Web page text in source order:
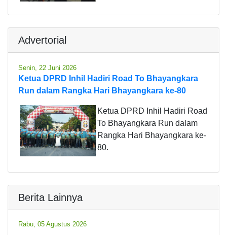
Advertorial
Senin, 22 Juni 2026
Ketua DPRD Inhil Hadiri Road To Bhayangkara
Run dalam Rangka Hari Bhayangkara ke-80
Ketua DPRD Inhil Hadiri Road
To Bhayangkara Run dalam
Rangka Hari Bhayangkara ke-
80.
Berita Lainnya
Rabu, 05 Agustus 2026